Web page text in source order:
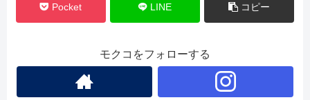
Pocket LINE コピー
モクコをフォローする